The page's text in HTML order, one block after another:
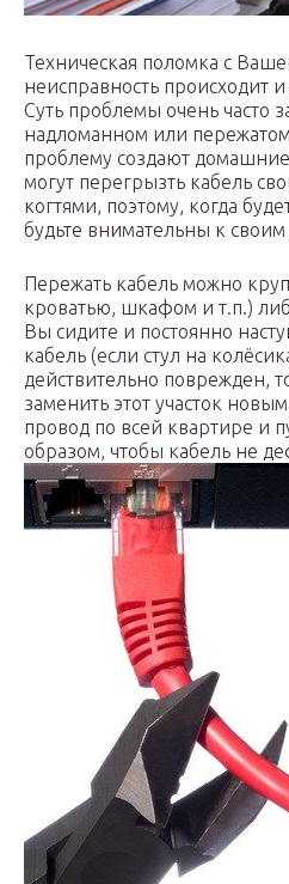
Техническая поломка с
неисправность происходит
Суть проблемы очень часто
надломанном или
проблему создают
могут перегрызть кабель
когтями, поэтому, когда
будьте внимательны к
Пережать кабель можно
кроватью, шкафом и т.п.)
Вы сидите и постоянно
кабель (если стул на
действительно поврежден,
заменить этот участок
провод по всей квартире и
образом, чтобы кабель не